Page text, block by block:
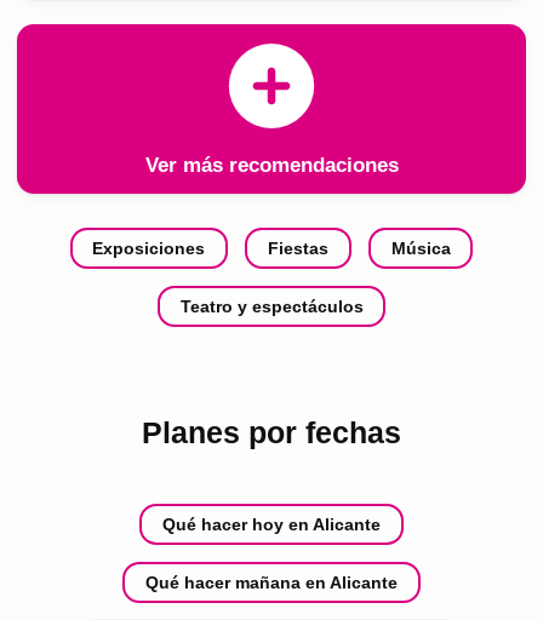
Ver más recomendaciones
Exposiciones Fiestas Música
Teatro y espectáculos
Planes por fechas
Qué hacer hoy en Alicante
Qué hacer mañana en Alicante